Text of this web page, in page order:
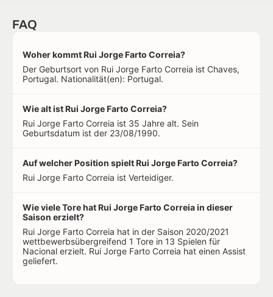
FAQ
Woher kommt Rui Jorge Farto Correia?
Der Geburtsort von Rui Jorge Farto Correia ist Chaves,
Portugal. Nationalität(en): Portugal.
Wie alt ist Rui Jorge Farto Correia?
Rui Jorge Farto Correia ist 35 Jahre alt. Sein
Geburtsdatum ist der 23/08/1990.
Auf welcher Position spielt Rui Jorge Farto Correia?
Rui Jorge Farto Correia ist Verteidiger.
Wie viele Tore hat Rui Jorge Farto Correia in dieser
Saison erzielt?
Rui Jorge Farto Correia hat in der Saison 2020/2021
wettbewerbsübergreifend 1 Tore in 13 Spielen für
Nacional erzielt. Rui Jorge Farto Correia hat einen Assist
geliefert.